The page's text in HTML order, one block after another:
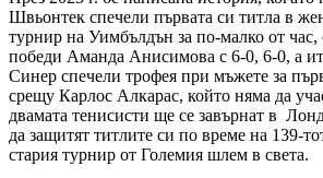
Швьонтек спечели първата си титла в
турнир на Уимбълдън за по-малко от час,
победи Аманда Анисимова с 6-0, 6-0, а
Синер спечели трофея при мъжете за
срещу Карлос Алкарас, който няма да
двамата тенисисти ще се завърнат в
да защитят титлите си по време на 139-
стария турнир от Големия шлем в света.